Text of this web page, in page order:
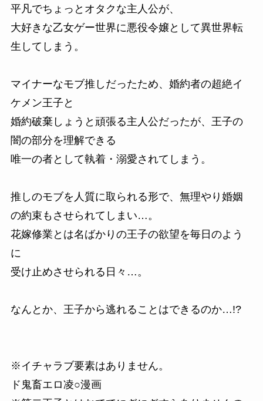
平凡でちょっとオタクな主人公が、
大好きな乙女ゲー世界に悪役令嬢として異世界転
生してしまう。
マイナーなモブ推しだったため、婚約者の超絶イ
ケメン王子と
婚約破棄しょうと頑張る主人公だったが、王子の
闇の部分を理解できる
唯一の者として執着・溺愛されてしまう。
推しのモブを人質に取られる形で、無理やり婚姻
の約束もさせられてしまい…。
花嫁修業とは名ばかりの王子の欲望を毎日のよう
に
受け止めさせられる日々…。
なんとか、王子から逃れることはできるのか…!?
※イチャラブ要素はありません。
ド鬼畜エロ凌○漫画